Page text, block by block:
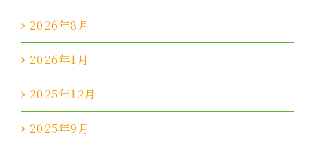
2026年8月
2026年1月
2025年12月
2025年9月